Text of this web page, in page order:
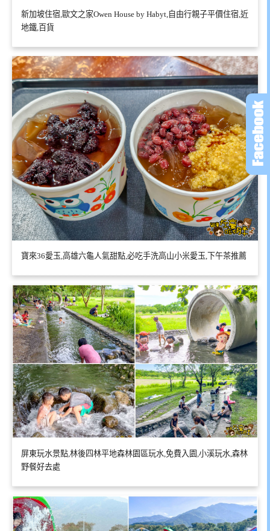
新加坡住宿,歐文之家Owen House by Habyt,自由行親子平價住宿,近
地鐵,百貨
寶來36愛玉,高雄六龜人氣甜點,必吃手洗高山小米愛玉,下午茶推薦
屏東玩水景點,林後四林平地森林園區玩水,免費入園,小溪玩水,森林
野餐好去處